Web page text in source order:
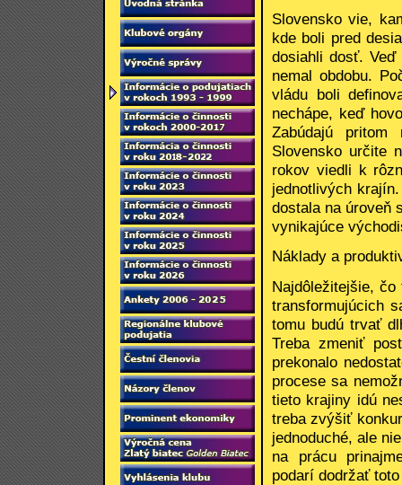
Slovensko vie,
kde boli pred
dosiahli dosť. Veď
nemal obdobu.
vládu boli
nechápe, keď
Zabúdajú
Slovensko určite
rokov viedli k
jednotlivých
dostala na úroveň
vynikajúce
Náklady a
Najdôležitejšie,
transformujúcich
tomu budú trvať
Treba zmeniť
prekonalo
procese sa
tieto krajiny idú
treba zvýšiť
jednoduché, ale
na prácu
podarí dodržať